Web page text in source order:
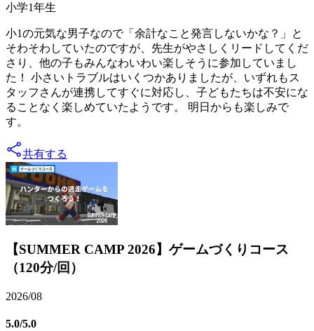
小学1年生
小1の元気な男子なので「余計なこと発言しないかな？」と
そわそわしていたのですが、先生がやさしくリードしてくだ
さり、他の子もみんなわいわい楽しそうに参加していまし
た！ 小さいトラブルはいくつかありましたが、いずれもス
タッフさんが連携してすぐに対応し、子どもたちは不安にな
ることなく楽しめていたようです。 明日からも楽しみで
す。
共有する
【SUMMER CAMP 2026】ゲームづくりコース
（120分/回）
2026/08
5.0/5.0